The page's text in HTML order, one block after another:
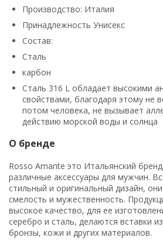
Производство: Италия
Принадлежность Унисекс
Состав:
Сталь
карбон
Сталь 316 L обладает высокими
свойствами, благодаря этому не
потом человека, не вызывает
действию морской воды и солнца
О бренде
Rosso Amante это Итальянский
различные аксессуары для мужчин.
стильный и оригинальный дизайн,
смелость и мужественность.
высокое качество, для ее
серебро и сталь, делаются вставки
бронзы, кожи и других материалов.